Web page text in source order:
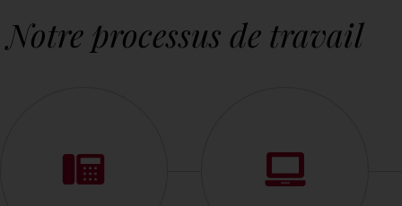
Notre processus de travail